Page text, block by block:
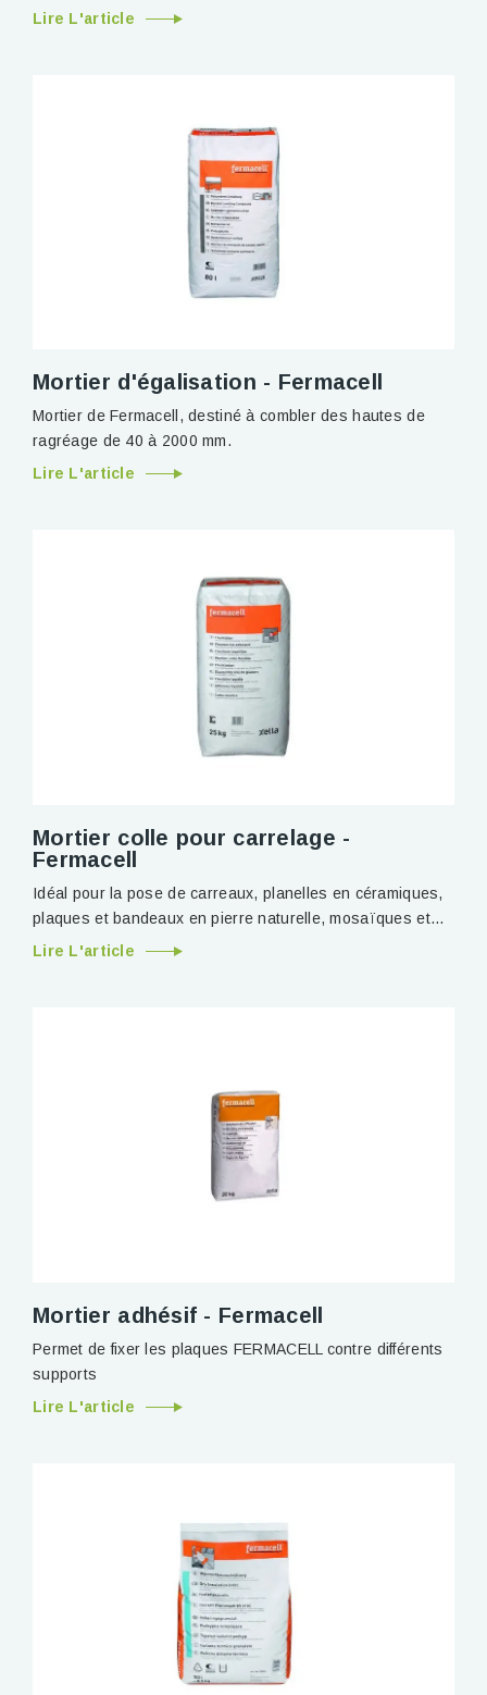
Lire L'article
Mortier d'égalisation - Fermacell
Mortier de Fermacell, destiné à combler des hautes de
ragréage de 40 à 2000 mm.
Lire L'article
Mortier colle pour carrelage -
Fermacell
Idéal pour la pose de carreaux, planelles en céramiques,
plaques et bandeaux en pierre naturelle, mosaïques et...
Lire L'article
Mortier adhésif - Fermacell
Permet de fixer les plaques FERMACELL contre différents
supports
Lire L'article